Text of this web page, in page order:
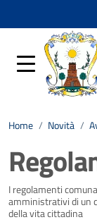
Home / Novità /
Dettagli
I regolamenti
amministrativi di un
della vita cittadina